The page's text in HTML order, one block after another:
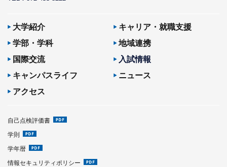
大学紹介
キャリア・就職支援
学部・学科
地域連携
国際交流
入試情報
キャンパスライフ
ニュース
アクセス
自己点検評価書
学則
学年暦
情報セキュリティポリシー